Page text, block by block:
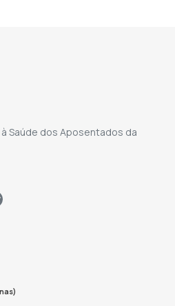
Saúde dos Aposentados da